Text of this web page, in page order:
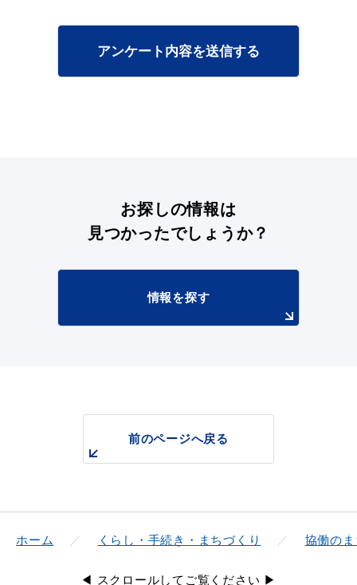
アンケート内容を送信する
お探しの情報は
見つかったでしょうか？
情報を探す
前のページへ戻る
ホーム くらし・手続き・まちづくり 協働の
◀ スクロールしてご覧ください ▶